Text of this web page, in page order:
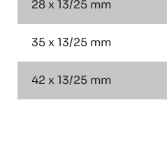
28 x 13/25 mm
35 x 13/25 mm
42 x 13/25 mm